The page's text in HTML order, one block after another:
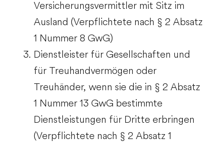
Versicherungsvermittler mit Sitz im
Ausland (Verpflichtete nach § 2 Absatz
1 Nummer 8 GwG)
Dienstleister für Gesellschaften und
für Treuhandvermögen oder
Treuhänder, wenn sie die in § 2 Absatz
1 Nummer 13 GwG bestimmte
Dienstleistungen für Dritte erbringen
(Verpflichtete nach § 2 Absatz 1